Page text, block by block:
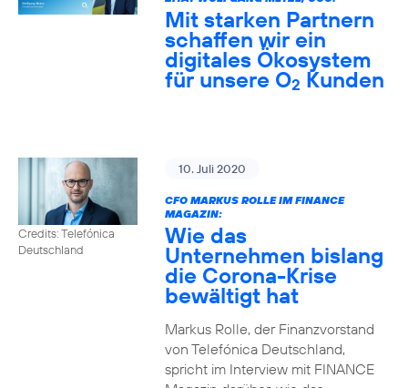
Mit starken Partnern
schaffen wir ein
digitales Ökosystem
für unsere O2 Kunden
Credits: Telefónica
Deutschland
10. Juli 2020
CFO MARKUS ROLLE IM FINANCE
MAGAZIN:
Wie das
Unternehmen bislang
die Corona-Krise
bewältigt hat
Markus Rolle, der Finanzvorstand
von Telefónica Deutschland,
spricht im Interview mit FINANCE